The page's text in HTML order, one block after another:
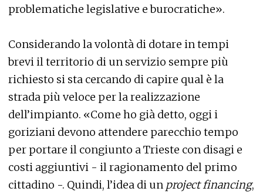
problematiche legislative e burocratiche».
Considerando la volontà di dotare in tempi
brevi il territorio di un servizio sempre più
richiesto si sta cercando di capire qual è la
strada più veloce per la realizzazione
dell’impianto. «Come ho già detto, oggi i
goriziani devono attendere parecchio tempo
per portare il congiunto a Trieste con disagi e
costi aggiuntivi - il ragionamento del primo
cittadino -. Quindi, l’idea di un project financing,